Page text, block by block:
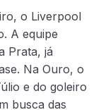
o Liverpool
A equipe
Prata, já
Na Ouro, o
e do goleiro
busca das